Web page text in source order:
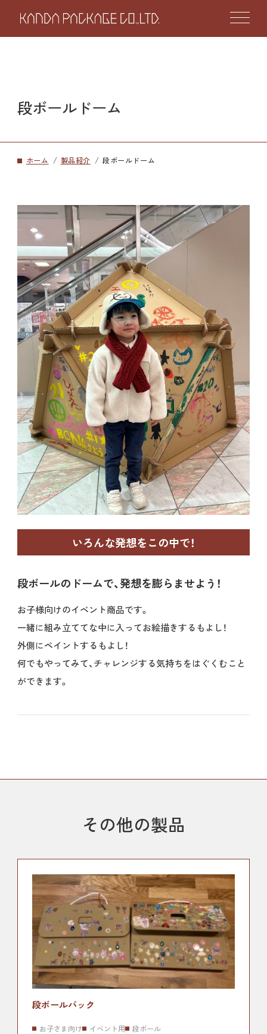
段ボールドーム
ホーム 製品紹介 段ボールドーム
いろんな発想をこの中で！
段ボールのドームで、発想を膨らませよう！
お子様向けのイベント商品です。
一緒に組み立ててな中に入ってお絵描きするもよし！
外側にペイントするもよし！
何でもやってみて、チャレンジする気持ちをはぐくむこと
ができます。
その他の製品
段ボールバック
お子さま向け イベント用 段ボール